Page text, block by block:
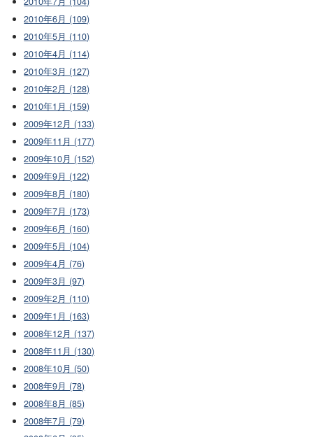
2010年6月 (109)
2010年5月 (110)
2010年4月 (114)
2010年3月 (127)
2010年2月 (128)
2010年1月 (159)
2009年12月 (133)
2009年11月 (177)
2009年10月 (152)
2009年9月 (122)
2009年8月 (180)
2009年7月 (173)
2009年6月 (160)
2009年5月 (104)
2009年4月 (76)
2009年3月 (97)
2009年2月 (110)
2009年1月 (163)
2008年12月 (137)
2008年11月 (130)
2008年10月 (50)
2008年9月 (78)
2008年8月 (85)
2008年7月 (79)